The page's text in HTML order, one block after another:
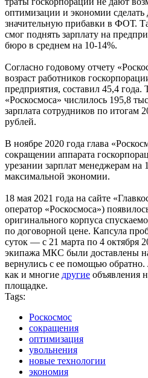
оптимизации и экономии сделать
значительную прибавки в ФОТ.
смог поднять зарплату на
бюро в среднем на 10-14%.
Согласно годовому отчету
возраст работников
предприятия, составил 45,4 года.
«Роскосмоса» числилось 195,8
зарплата сотрудников по итогам
рублей.
В ноябре 2020 года глава
сокращении аппарата
урезании зарплат менеджерам на
максимальной экономии.
18 мая 2021 года на сайте
оператор «Роскосмоса»)
оригинального корпуса
по договорной цене. Капсула
суток — с 21 марта по 4 октября
экипажа МКС были доставлены
вернулись с ее помощью
как и многие другие объявления
площадке.
Tags:
Роскосмос
сокращения
оптимизация
увольнения
новые технологии
экономия